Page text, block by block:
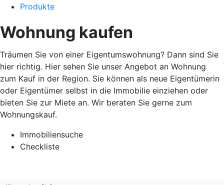
Produkte
Wohnung kaufen
Träumen Sie von einer Eigentumswohnung? Dann sind Sie
hier richtig. Hier sehen Sie unser Angebot an Wohnung
zum Kauf in der Region. Sie können als neue Eigentümerin
oder Eigentümer selbst in die Immobilie einziehen oder
bieten Sie zur Miete an. Wir beraten Sie gerne zum
Wohnungskauf.
Immobiliensuche
Checkliste